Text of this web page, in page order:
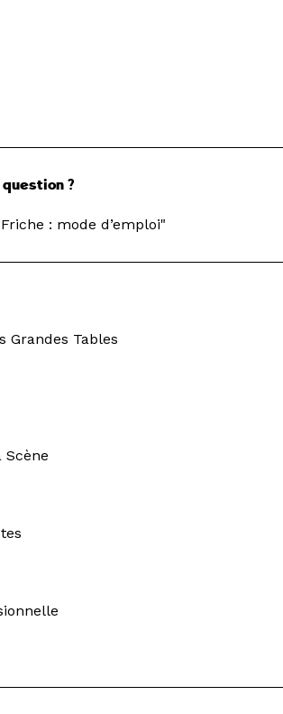
question ?
: mode d’emploi"
Grandes Tables
Scène